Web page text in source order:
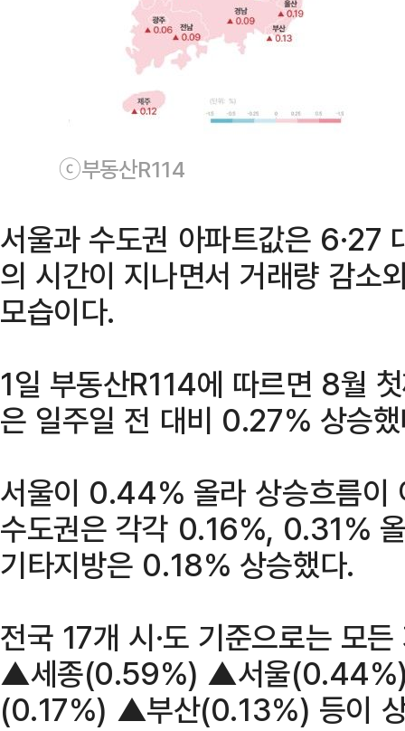
ⓒ부동산R114
서울과 수도권 아파트값은 6·27
의 시간이 지나면서 거래량 감소
모습이다.
1일 부동산R114에 따르면 8월
은 일주일 전 대비 0.27% 상승
서울이 0.44% 올라 상승흐름이
수도권은 각각 0.16%, 0.31%
기타지방은 0.18% 상승했다.
전국 17개 시·도 기준으로는 모
▲세종(0.59%) ▲서울
(0.17%) ▲부산(0.13%) 등이